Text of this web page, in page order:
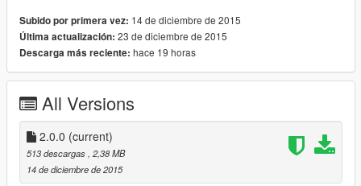
Subido por primera vez: 14 de diciembre de 2015
Última actualización: 23 de diciembre de 2015
Descarga más reciente: hace 19 horas
All Versions
2.0.0 (current)
513 descargas , 2,38 MB
14 de diciembre de 2015